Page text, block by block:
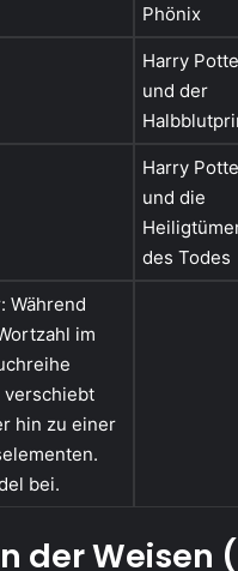
Phönix
Harry
und der
Harry
und die
des Todes
Während
im
verschiebt
hin zu einer
bei.
Weisen